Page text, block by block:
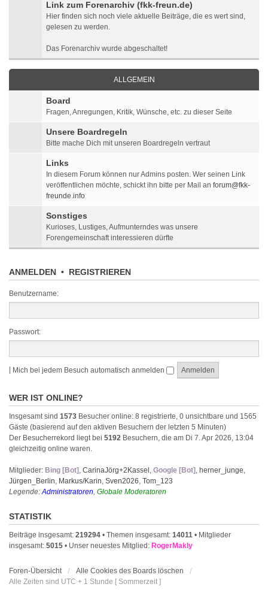
Link zum Forenarchiv (fkk-freun.de)
Hier finden sich noch viele aktuelle Beiträge, die es wert sind,
gelesen zu werden.
Das Forenarchiv wurde abgeschaltet!
ALLGEMEIN
Board
Fragen, Anregungen, Kritik, Wünsche, etc. zu dieser Seite
Unsere Boardregeln
Bitte mache Dich mit unseren Boardregeln vertraut
Links
In diesem Forum können nur Admins posten. Wer seinen Link
veröffentlichen möchte, schickt ihn bitte per Mail an forum@fkk-
freunde.info
Sonstiges
Kurioses, Lustiges, Aufmunterndes was unsere
Forengemeinschaft interessieren dürfte
ANMELDEN • REGISTRIEREN
Benutzername:
Passwort:
Mich bei jedem Besuch automatisch anmelden
WER IST ONLINE?
Insgesamt sind 1573 Besucher online: 8 registrierte, 0 unsichtbare und 1565
Gäste (basierend auf den aktiven Besuchern der letzten 5 Minuten)
Der Besucherrekord liegt bei 5192 Besuchern, die am Di 7. Apr 2026, 13:04
gleichzeitig online waren.
Mitglieder: Bing [Bot] , CarinaJörg+2Kassel , Google [Bot] , herner_junge,
Jürgen_Berlin, Markus/Karin, Sven2026, Tom_123
Legende:Administratoren, Globale Moderatoren
STATISTIK
Beiträge insgesamt: 219294 • Themen insgesamt: 14011 • Mitglieder
insgesamt: 5015 • Unser neuestes Mitglied: RogerMakly
Foren-Übersicht
Alle Cookies des Boards löschen
Alle Zeiten sind UTC + 1 Stunde [ Sommerzeit ]